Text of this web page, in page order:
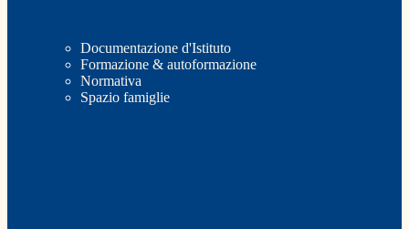
Documentazione d'Istituto
Formazione & autoformazione
Normativa
Spazio famiglie